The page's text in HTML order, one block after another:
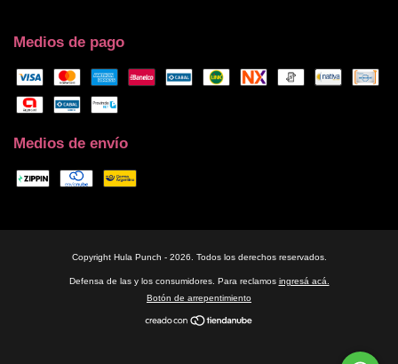
Medios de pago
Medios de envío
Copyright Hula Punch - 2026. Todos los derechos reservados.
Defensa de las y los consumidores. Para reclamos ingresá acá.
Botón de arrepentimiento